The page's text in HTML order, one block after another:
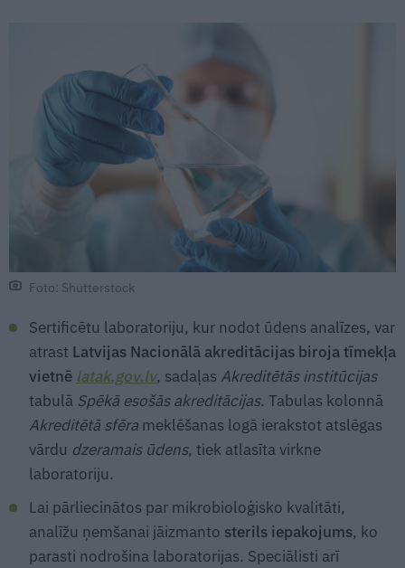
Foto: Shutterstock
Sertificētu laboratoriju, kur nodot ūdens analīzes, var
atrast Latvijas Nacionālā akreditācijas biroja tīmekļa
vietnē latak.gov.lv, sadaļas Akreditētās institūcijas
tabulā Spēkā esošās akreditācijas. Tabulas kolonnā
Akreditētā sfēra meklēšanas logā ierakstot atslēgas
vārdu dzeramais ūdens, tiek atlasīta virkne
laboratoriju.
Lai pārliecinātos par mikrobioloģisko kvalitāti,
analīžu ņemšanai jāizmanto sterils iepakojums, ko
parasti nodrošina laboratorijas. Speciālisti arī